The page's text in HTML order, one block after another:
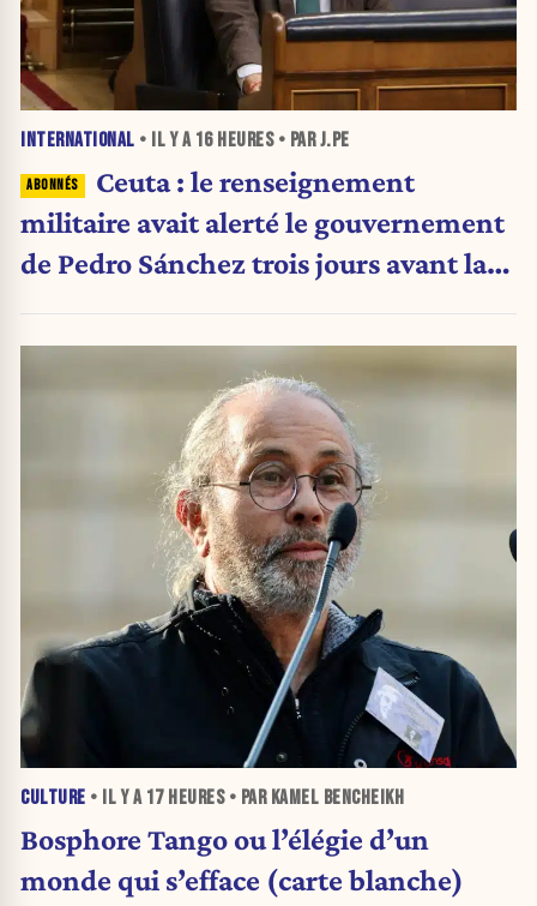
INTERNATIONAL • IL Y A 16 HEURES• PAR J.PE
Ceuta : le renseignement
militaire avait alerté le gouvernement
de Pedro Sánchez trois jours avant la
CULTURE • IL Y A 17 HEURES• PAR KAMEL BENCHEIKH
Bosphore Tango ou l’élégie d’un
monde qui s’efface (carte blanche)